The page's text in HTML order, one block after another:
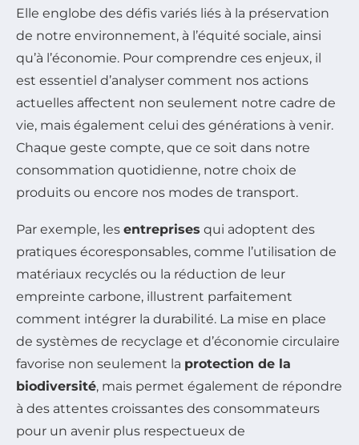
Elle englobe des défis variés liés à la préservation
de notre environnement, à l’équité sociale, ainsi
qu’à l’économie. Pour comprendre ces enjeux, il
est essentiel d’analyser comment nos actions
actuelles affectent non seulement notre cadre de
vie, mais également celui des générations à venir.
Chaque geste compte, que ce soit dans notre
consommation quotidienne, notre choix de
produits ou encore nos modes de transport.
Par exemple, les entreprises qui adoptent des
pratiques écoresponsables, comme l’utilisation de
matériaux recyclés ou la réduction de leur
empreinte carbone, illustrent parfaitement
comment intégrer la durabilité. La mise en place
de systèmes de recyclage et d’économie circulaire
favorise non seulement la protection de la
biodiversité, mais permet également de répondre
à des attentes croissantes des consommateurs
pour un avenir plus respectueux de